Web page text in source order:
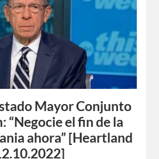
Mayor Conjunto
“Negocie el fin de la
ahora” [Heartland